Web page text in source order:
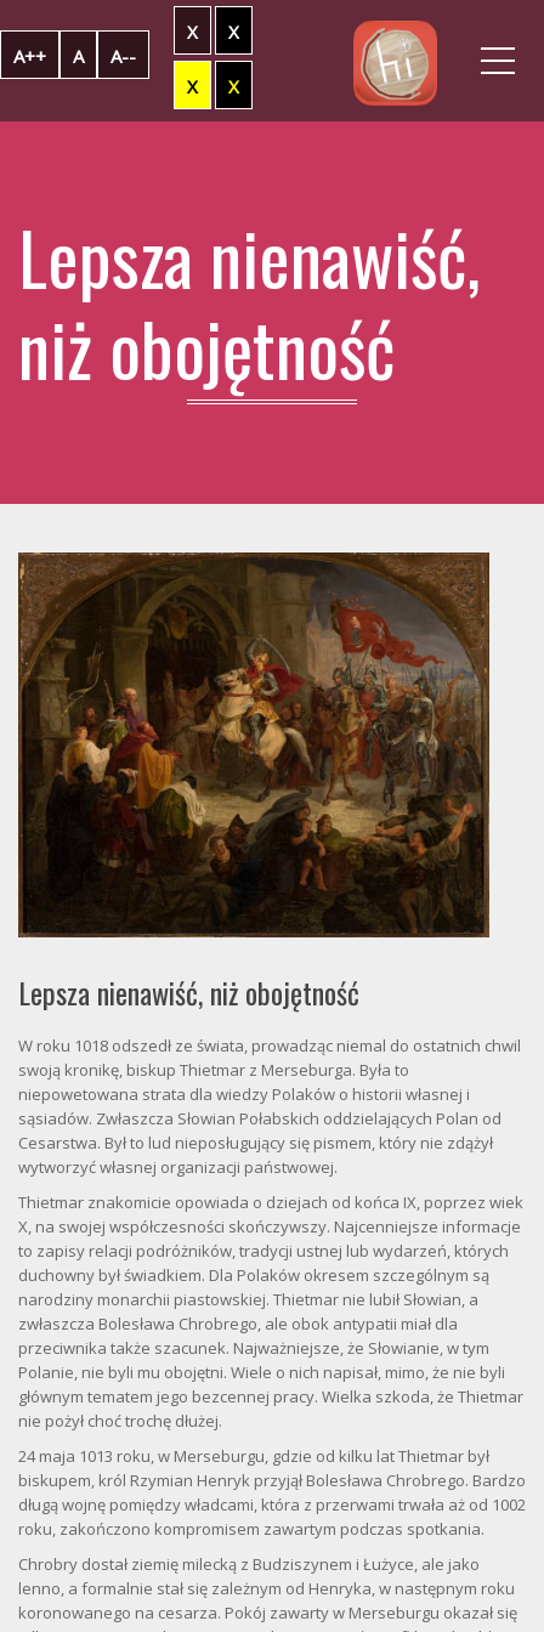
A++ A A--
X X
X X
Lepsza nienawiść,
niż obojętność
Lepsza nienawiść, niż obojętność
W roku 1018 odszedł ze świata, prowadząc niemal do ostatnich chwil
swoją kronikę, biskup Thietmar z Merseburga. Była to
niepowetowana strata dla wiedzy Polaków o historii własnej i
sąsiadów. Zwłaszcza Słowian Połabskich oddzielających Polan od
Cesarstwa. Był to lud nieposługujący się pismem, który nie zdążył
wytworzyć własnej organizacji państwowej.
Thietmar znakomicie opowiada o dziejach od końca IX, poprzez wiek
X, na swojej współczesności skończywszy. Najcenniejsze informacje
to zapisy relacji podróżników, tradycji ustnej lub wydarzeń, których
duchowny był świadkiem. Dla Polaków okresem szczególnym są
narodziny monarchii piastowskiej. Thietmar nie lubił Słowian, a
zwłaszcza Bolesława Chrobrego, ale obok antypatii miał dla
przeciwnika także szacunek. Najważniejsze, że Słowianie, w tym
Polanie, nie byli mu obojętni. Wiele o nich napisał, mimo, że nie byli
głównym tematem jego bezcennej pracy. Wielka szkoda, że Thietmar
nie pożył choć trochę dłużej.
24 maja 1013 roku, w Merseburgu, gdzie od kilku lat Thietmar był
biskupem, król Rzymian Henryk przyjął Bolesława Chrobrego. Bardzo
długą wojnę pomiędzy władcami, która z przerwami trwała aż od 1002
roku, zakończono kompromisem zawartym podczas spotkania.
Chrobry dostał ziemię milecką z Budziszynem i Łużyce, ale jako
lenno, a formalnie stał się zależnym od Henryka, w następnym roku
koronowanego na cesarza. Pokój zawarty w Merseburgu okazał się